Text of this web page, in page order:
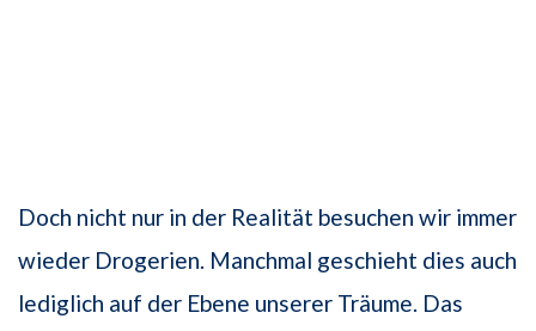
Doch nicht nur in der Realität besuchen wir immer
wieder Drogerien. Manchmal geschieht dies auch
lediglich auf der Ebene unserer Träume. Das